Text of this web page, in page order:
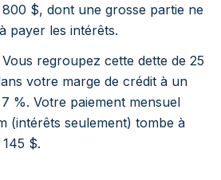
800 $, dont une grosse partie ne
payer les intérêts.
Vous regroupez cette dette de 25
votre marge de crédit à un
%. Votre paiement mensuel
(intérêts seulement) tombe à
$.